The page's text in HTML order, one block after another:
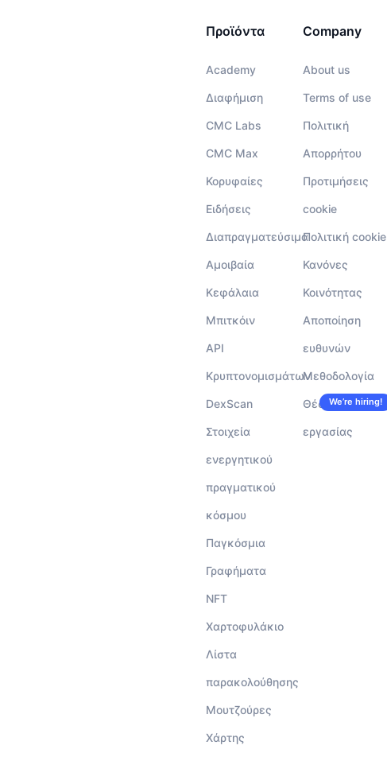
Προϊόντα
Academy
Διαφήμιση
CMC Labs
CMC Max
Κορυφαίες
Ειδήσεις
Διαπραγματεύσιμα
Αμοιβαία
Κεφάλαια
Μπιτκόιν
API
Κρυπτονομισμάτων
DexScan
Στοιχεία
ενεργητικού
πραγματικού
κόσμου
Παγκόσμια
Γραφήματα
NFT
Χαρτοφυλάκιο
Λίστα
παρακολούθησης
Μουτζούρες
Χάρτης
Company
About us
Terms of use
Πολιτική
Απορρήτου
Προτιμήσεις
cookie
Πολιτική cookie
Κανόνες
Κοινότητας
Αποποίηση
ευθυνών
Μεθοδολογία
Θέσεις
εργασίας
We’re hiring!